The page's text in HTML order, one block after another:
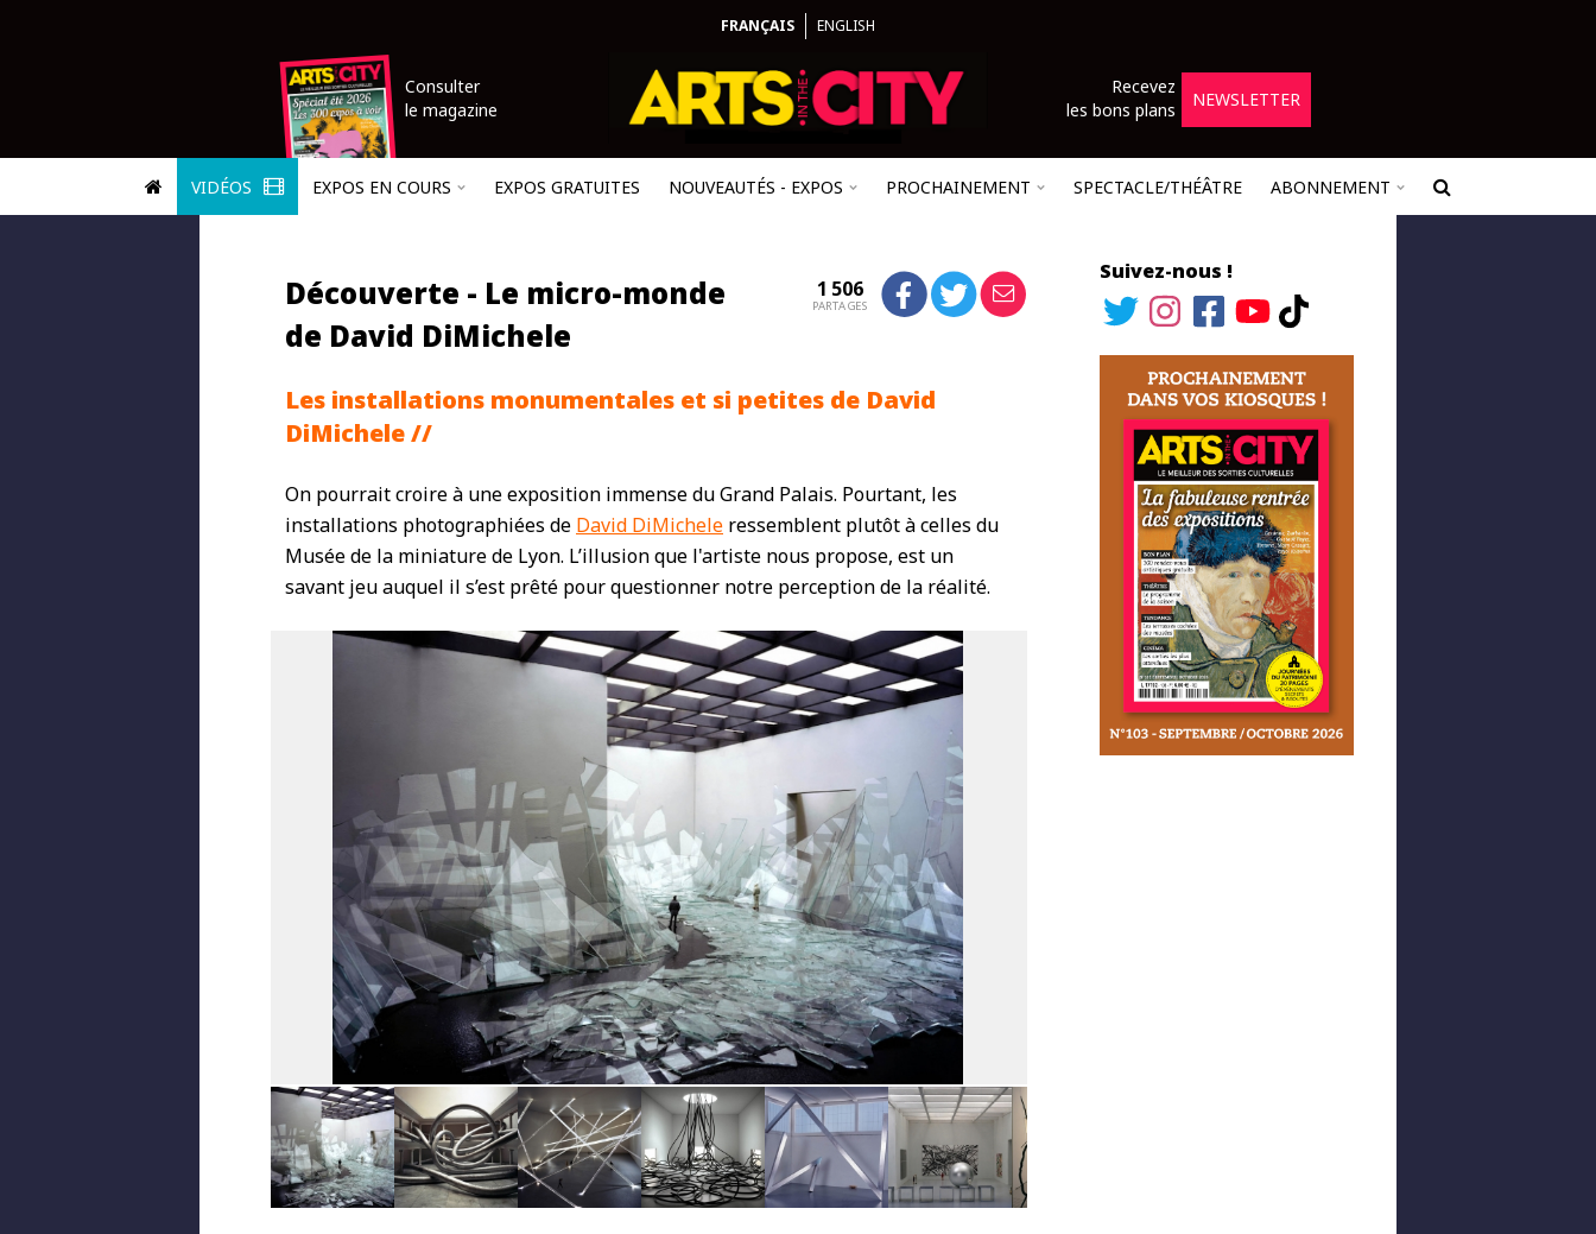
FRANÇAIS ENGLISH
Consulter
le magazine
Recevez
les bons plans
NEWSLETTER
VIDÉOS EXPOS EN COURS EXPOS GRATUITES NOUVEAUTÉS - EXPOS PROCHAINEMENT SPECTACLE/THÉÂTRE ABONNEMENT
Découverte - Le micro-monde
de David DiMichele
1 506
PARTAGES
Les installations monumentales et si petites de David
DiMichele //
On pourrait croire à une exposition immense du Grand Palais. Pourtant, les
installations photographiées de David DiMichele ressemblent plutôt à celles du
Musée de la miniature de Lyon. L’illusion que l'artiste nous propose, est un
savant jeu auquel il s’est prêté pour questionner notre perception de la réalité.
Suivez-nous !